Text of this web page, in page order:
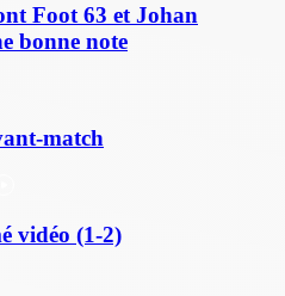
Foot 63 et Johan
bonne note
match
vidéo (1-2)